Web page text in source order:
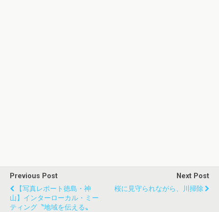
Previous Post
【写真レポート徳島・神
山】インターローカル・ミー
ティング〝地域を伝える〟
Next Post
桜に見守られながら、川掃除